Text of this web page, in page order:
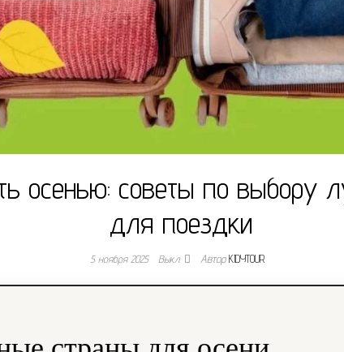
осенью: советы по выбору
для поездки
5 ноября 2025 Выкл. АвторKIDYTOUR